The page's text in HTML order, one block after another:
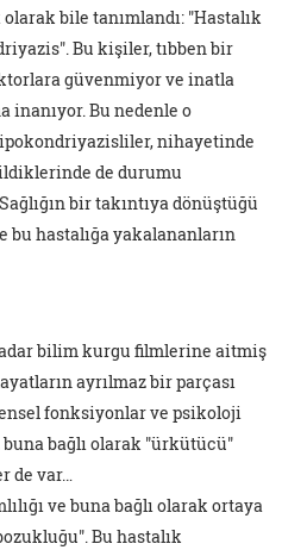
bile tanımlandı: "Hastalık
Bu kişiler, tıbben bir
güvenmiyor ve inatla
inanıyor. Bu nedenle o
nihayetinde
de durumu
bir takıntıya dönüştüğü
bu hastalığa yakalananların
bilim kurgu filmlerine aitmiş
ayrılmaz bir parçası
fonksiyonlar ve psikoloji
bağlı olarak "ürkütücü"
de var…
ve buna bağlı olarak ortaya
Bu hastalık